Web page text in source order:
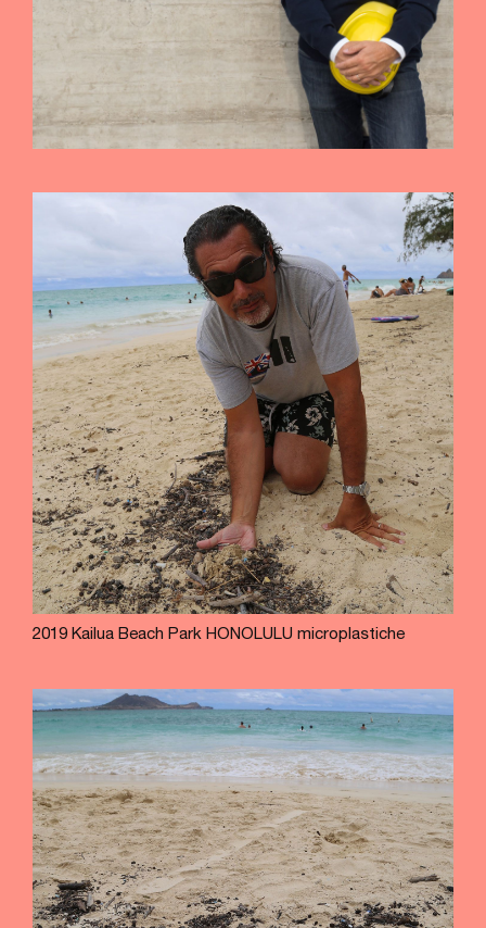
2019 Kailua Beach Park HONOLULU microplastiche